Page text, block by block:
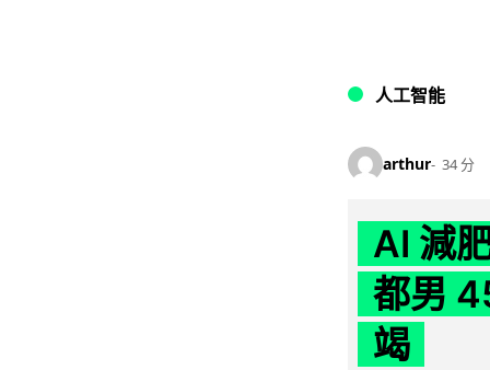
人工智能
arthur 34 分
AI 減
都男
竭